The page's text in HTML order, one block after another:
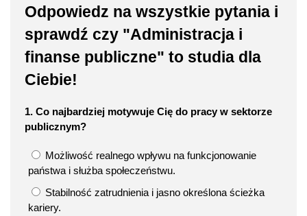
Odpowiedz na wszystkie pytania i
sprawdź czy "Administracja i
finanse publiczne" to studia dla
Ciebie!
1. Co najbardziej motywuje Cię do pracy w sektorze
publicznym?
Możliwość realnego wpływu na funkcjonowanie
państwa i służba społeczeństwu.
Stabilność zatrudnienia i jasno określona ścieżka
kariery.